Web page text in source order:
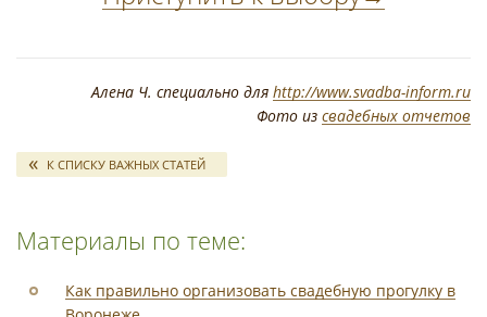
Алена Ч. специально для http://www.svadba-inform.ru
Фото из свадебных отчетов
К СПИСКУ ВАЖНЫХ СТАТЕЙ
Материалы по теме:
Как правильно организовать свадебную прогулку в